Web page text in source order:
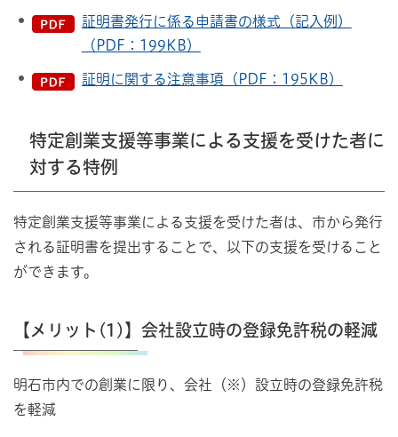
証明書発行に係る申請書の様式（記入例）
（PDF：199KB）
証明に関する注意事項（PDF：195KB）
特定創業支援等事業による支援を受けた者に
対する特例
特定創業支援等事業による支援を受けた者は、市から発行
される証明書を提出することで、以下の支援を受けること
ができます。
【メリット(1)】会社設立時の登録免許税の軽減
明石市内での創業に限り、会社（※）設立時の登録免許税
を軽減